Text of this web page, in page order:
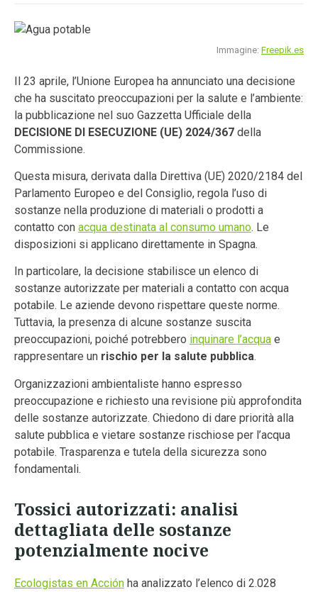
Immagine: Freepik.es
Il 23 aprile, l’Unione Europea ha annunciato una decisione
che ha suscitato preoccupazioni per la salute e l’ambiente:
la pubblicazione nel suo Gazzetta Ufficiale della
DECISIONE DI ESECUZIONE (UE) 2024/367 della
Commissione.
Questa misura, derivata dalla Direttiva (UE) 2020/2184 del
Parlamento Europeo e del Consiglio, regola l’uso di
sostanze nella produzione di materiali o prodotti a
contatto con acqua destinata al consumo umano. Le
disposizioni si applicano direttamente in Spagna.
In particolare, la decisione stabilisce un elenco di
sostanze autorizzate per materiali a contatto con acqua
potabile. Le aziende devono rispettare queste norme.
Tuttavia, la presenza di alcune sostanze suscita
preoccupazioni, poiché potrebbero inquinare l’acqua e
rappresentare un rischio per la salute pubblica.
Organizzazioni ambientaliste hanno espresso
preoccupazione e richiesto una revisione più approfondita
delle sostanze autorizzate. Chiedono di dare priorità alla
salute pubblica e vietare sostanze rischiose per l’acqua
potabile. Trasparenza e tutela della sicurezza sono
fondamentali.
Tossici autorizzati: analisi
dettagliata delle sostanze
potenzialmente nocive
Ecologistas en Acción ha analizzato l’elenco di 2.028